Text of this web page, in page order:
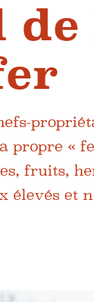
propre «
fruits,
élevés et